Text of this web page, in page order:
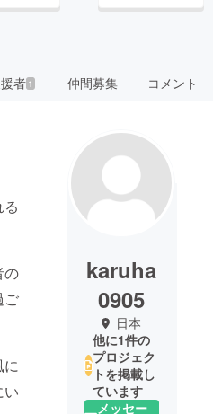
者 1 仲間募集 コメント
の
ご
に
い
karuha
0905
日本
他に1件の
プロジェク
トを掲載し
ています
メッセー